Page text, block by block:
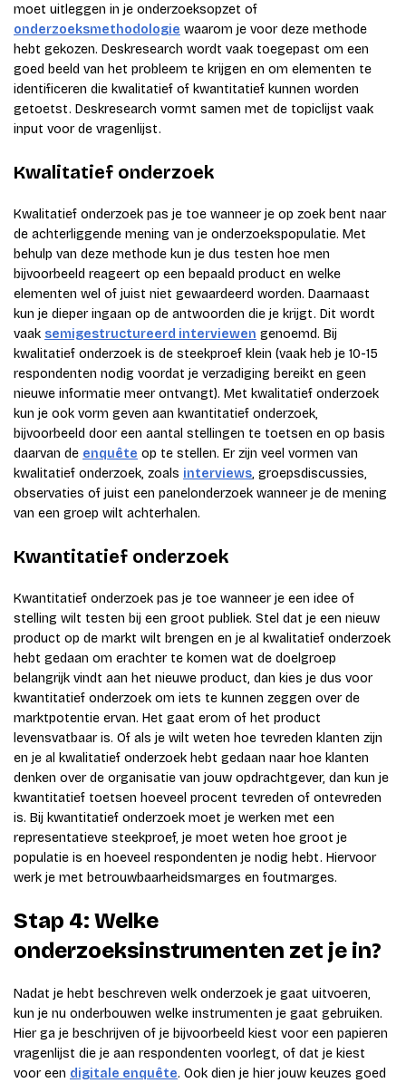
moet uitleggen in je onderzoeksopzet of
onderzoeksmethodologie waarom je voor deze methode
hebt gekozen. Deskresearch wordt vaak toegepast om een
goed beeld van het probleem te krijgen en om elementen te
identificeren die kwalitatief of kwantitatief kunnen worden
getoetst. Deskresearch vormt samen met de topiclijst vaak
input voor de vragenlijst.
Kwalitatief onderzoek
Kwalitatief onderzoek pas je toe wanneer je op zoek bent naar
de achterliggende mening van je onderzoekspopulatie. Met
behulp van deze methode kun je dus testen hoe men
bijvoorbeeld reageert op een bepaald product en welke
elementen wel of juist niet gewaardeerd worden. Daarnaast
kun je dieper ingaan op de antwoorden die je krijgt. Dit wordt
vaak semigestructureerd interviewen genoemd. Bij
kwalitatief onderzoek is de steekproef klein (vaak heb je 10-15
respondenten nodig voordat je verzadiging bereikt en geen
nieuwe informatie meer ontvangt). Met kwalitatief onderzoek
kun je ook vorm geven aan kwantitatief onderzoek,
bijvoorbeeld door een aantal stellingen te toetsen en op basis
daarvan de enquête op te stellen. Er zijn veel vormen van
kwalitatief onderzoek, zoals interviews, groepsdiscussies,
observaties of juist een panelonderzoek wanneer je de mening
van een groep wilt achterhalen.
Kwantitatief onderzoek
Kwantitatief onderzoek pas je toe wanneer je een idee of
stelling wilt testen bij een groot publiek. Stel dat je een nieuw
product op de markt wilt brengen en je al kwalitatief onderzoek
hebt gedaan om erachter te komen wat de doelgroep
belangrijk vindt aan het nieuwe product, dan kies je dus voor
kwantitatief onderzoek om iets te kunnen zeggen over de
marktpotentie ervan. Het gaat erom of het product
levensvatbaar is. Of als je wilt weten hoe tevreden klanten zijn
en je al kwalitatief onderzoek hebt gedaan naar hoe klanten
denken over de organisatie van jouw opdrachtgever, dan kun je
kwantitatief toetsen hoeveel procent tevreden of ontevreden
is. Bij kwantitatief onderzoek moet je werken met een
representatieve steekproef, je moet weten hoe groot je
populatie is en hoeveel respondenten je nodig hebt. Hiervoor
werk je met betrouwbaarheidsmarges en foutmarges.
Stap 4: Welke
onderzoeksinstrumenten zet je in?
Nadat je hebt beschreven welk onderzoek je gaat uitvoeren,
kun je nu onderbouwen welke instrumenten je gaat gebruiken.
Hier ga je beschrijven of je bijvoorbeeld kiest voor een papieren
vragenlijst die je aan respondenten voorlegt, of dat je kiest
voor een digitale enquête. Ook dien je hier jouw keuzes goed